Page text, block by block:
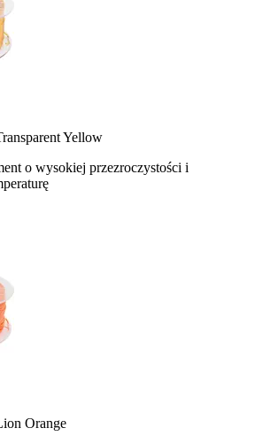
Yellow
o wysokiej przezroczystości i
Orange